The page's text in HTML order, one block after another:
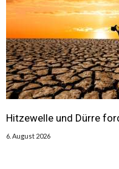
Hitzewelle und Dürre
6. August 2026